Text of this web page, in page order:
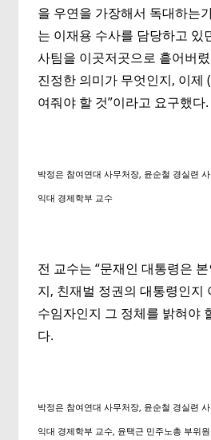
을 우연을 가장해서 독대하는
는 이재용 수사를 담당하고 있
사팀을 이곳저곳으로 흩어버
진정한 의미가 무엇인지, 이제
여줘야 할 것”이라고 요구했다.
박정은 참여연대 사무처장, 윤순철 경실련
익대 경제학부 교수
전 교수는 “문재인 대통령은
지, 친재벌 정권의 대통령인지
수임자인지 그 정체를 밝혀야
다.
박정은 참여연대 사무처장, 윤순철 경실련
익대 경제학부 교수, 윤택근 민주노총 부위